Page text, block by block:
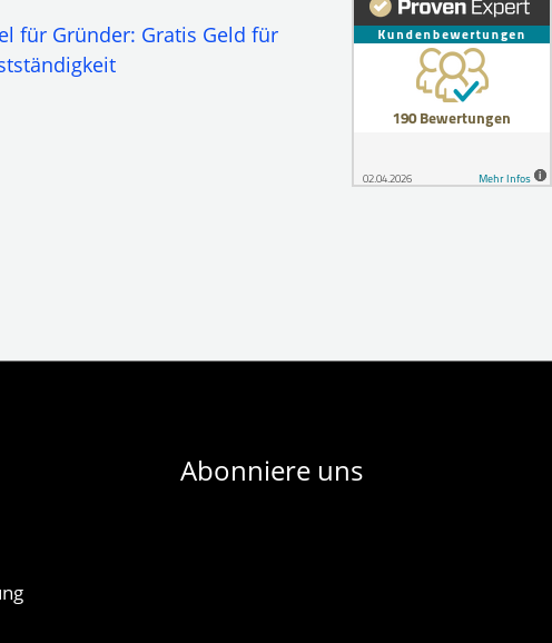
für Gründer: Gratis Geld für
Abonniere uns